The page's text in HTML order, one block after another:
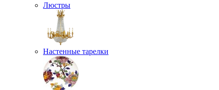
Люстры
Настенные тарелки